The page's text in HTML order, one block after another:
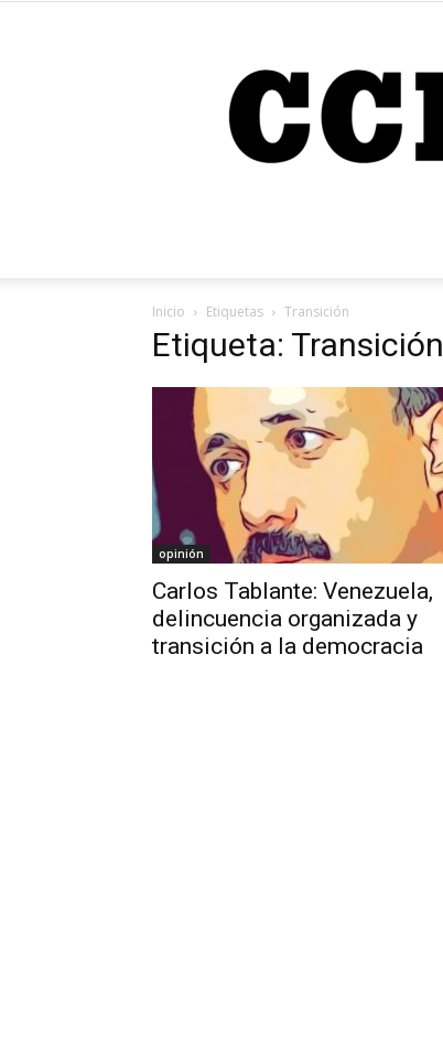
Inicio Etiquetas Transición
Etiqueta: Transición
opinión
Carlos Tablante: Venezuela,
delincuencia organizada y
transición a la democracia